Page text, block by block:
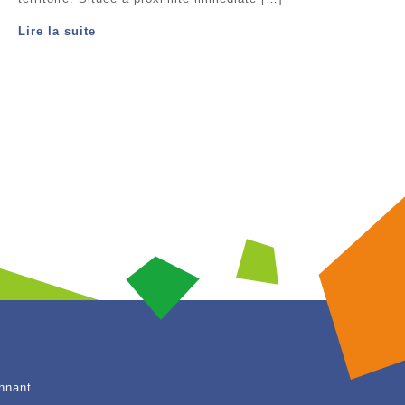
Lire la suite